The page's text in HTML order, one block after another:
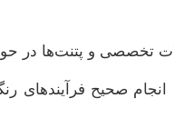
تخصصی و پتنت‌ها در
صحیح فرآیندهای